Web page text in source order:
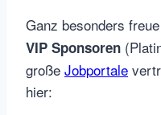
Ganz besonders
VIP Sponsoren
große Jobportale
hier: